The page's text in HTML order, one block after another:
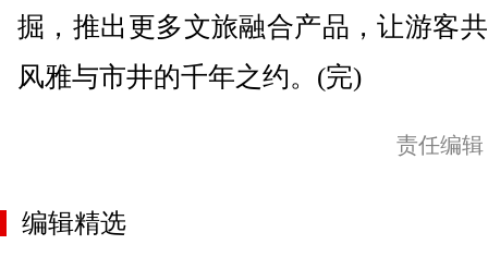
掘，推出更多文旅融合产品，让游客
风雅与市井的千年之约。(完)
责任编
编辑精选